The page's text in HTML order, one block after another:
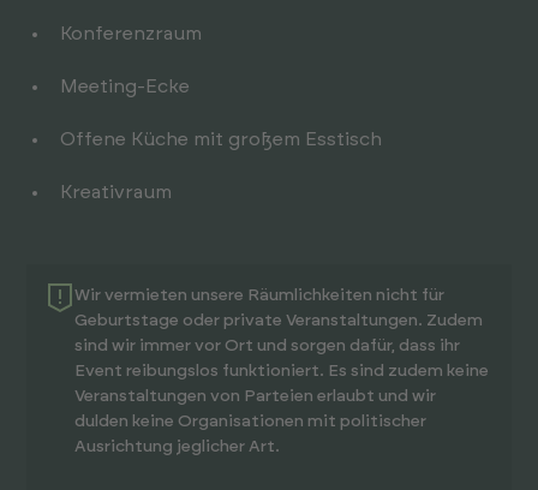
Konferenzraum
Meeting-Ecke
Offene Küche mit großem Esstisch
Kreativraum
Wir vermieten unsere Räumlich­keiten nicht für
Geburts­tage oder private Veranstaltungen. Zudem
sind wir immer vor Ort und sorgen dafür, dass ihr
Event reibungslos funktioniert. Es sind zudem keine
Veranstaltungen von Parteien erlaubt und wir
dulden keine Organisationen mit politischer
Ausrichtung jeglicher Art.